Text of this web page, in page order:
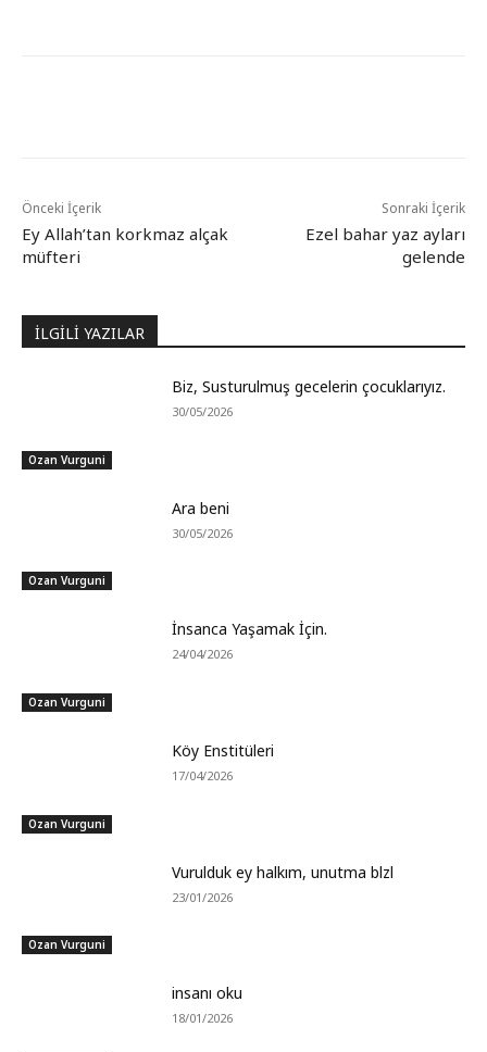
Önceki İçerik
Ey Allah’tan korkmaz alçak
müfteri
Sonraki İçerik
Ezel bahar yaz ayları
gelende
İLGİLİ YAZILAR
Ozan Vurguni
Biz, Susturulmuş gecelerin çocuklarıyız.
30/05/2026
Ozan Vurguni
Ara beni
30/05/2026
Ozan Vurguni
İnsanca Yaşamak İçin.
24/04/2026
Ozan Vurguni
Köy Enstitüleri
17/04/2026
Ozan Vurguni
Vurulduk ey halkım, unutma blzl
23/01/2026
insanı oku
18/01/2026